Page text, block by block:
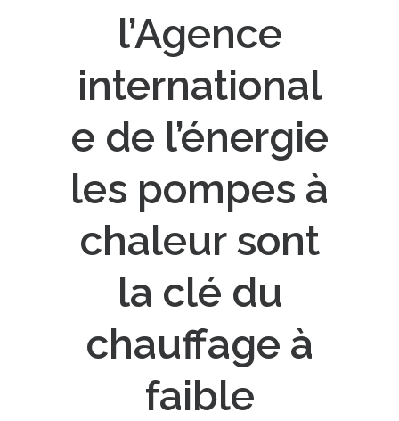
l’Agence
international
e de l’énergie
les pompes à
chaleur sont
la clé du
chauffage à
faible